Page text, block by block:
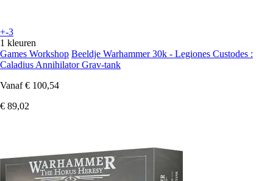
+-3
1 kleuren
Games Workshop Beeldje Warhammer 30k - Legiones Custodes :
Caladius Annihilator Grav-tank
Vanaf € 100,54
€ 89,02